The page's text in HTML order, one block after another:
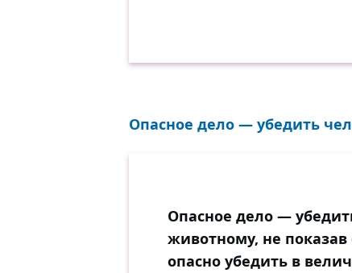
Опасное дело — убедить
Опасное дело —
животному, не
опасно убедить в